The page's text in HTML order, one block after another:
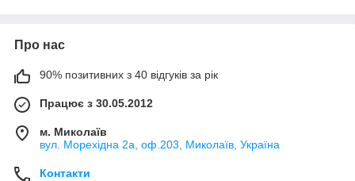
Про нас
90% позитивних з 40 відгуків за рік
Працює з 30.05.2012
м. Миколаїв
вул. Морехідна 2а, оф.203, Миколаїв, Україна
Контакти